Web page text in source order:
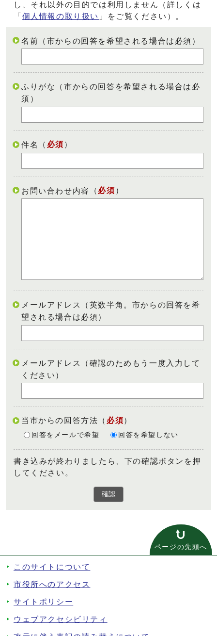
し、それ以外の目的では利用しません（詳しくは
「 個人情報の取り扱い 」をご覧ください）。
名前（市からの回答を希望される場合は必須）
ふりがな（市からの回答を希望される場合は必
須）
件名 （ 必須 ）
お問い合わせ内容 （ 必須 ）
メールアドレス（英数半角。市からの回答を希
望される場合は必須）
メールアドレス（確認のためもう一度入力して
ください）
当市からの回答方法 （ 必須）
回答をメールで希望 回答を希望しない
書き込みが終わりましたら、下の確認ボタンを押
してください。
確認
ページの先頭へ
このサイトについて
市役所へのアクセス
サイトポリシー
ウェブアクセシビリティ